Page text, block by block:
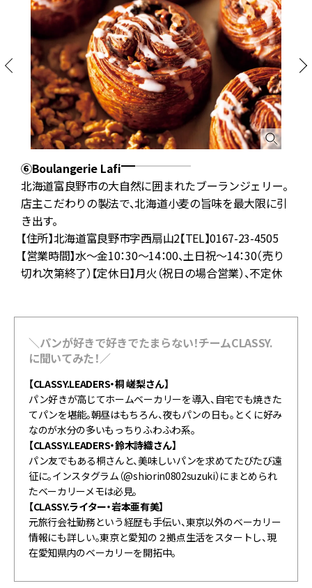
⑥Boulangerie Lafi
北海道富良野市の大自然に囲まれたブーランジェリー。
店主こだわりの製法で、北海道小麦の旨味を最大限に引
き出す。
【住所】北海道富良野市字西扇山2【TEL】0167-23-4505
【営業時間】水～金10：30～14：00、土日祝～14：30（売り
切れ次第終了）【定休日】月火（祝日の場合営業）、不定休
＼パンが好きで好きでたまらない！チームCLASSY.
に聞いてみた！／
【CLASSY.LEADERS・桐 嵯梨さん】
パン好きが高じてホームベーカリーを導入、自宅でも焼きた
てパンを堪能。朝昼はもちろん、夜もパンの日も。とくに好み
なのが水分の多いもっちりふわふわ系。
【CLASSY.LEADERS・鈴木詩織さん】
パン友でもある桐さんと、美味しいパンを求めてたびたび遠
征に。インスタグラム（@shiorin0802suzuki）にまとめられ
たベーカリーメモは必見。
【CLASSY.ライター・岩本亜有美】
元旅行会社勤務という経歴も手伝い、東京以外のベーカリー
情報にも詳しい。東京と愛知の２拠点生活をスタートし、現
在愛知県内のベーカリーを開拓中。